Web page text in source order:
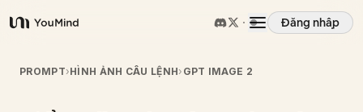
YouMind
Đăng nhập
Tổng quan
PROMPT›HÌNH ẢNH CÂU LỆNH› GPT IMAGE 2